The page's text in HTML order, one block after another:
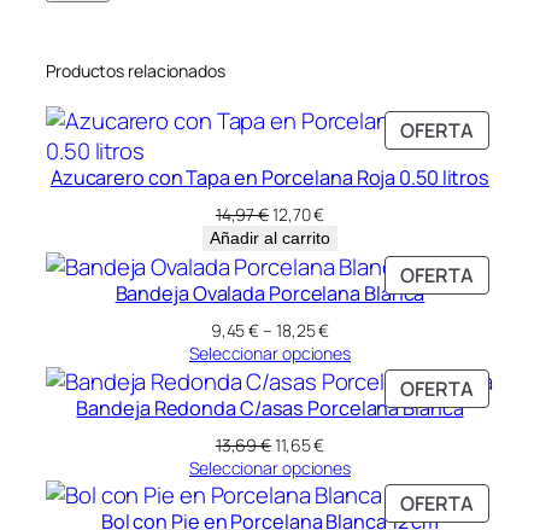
Productos relacionados
OFERTA
EN
Azucarero con Tapa en Porcelana Roja 0.50 litros
14,97€El
precio
original
era:
14,97 €.
12,70€El
precio
actual
es:
12,70 €.
Añadir al carrito
OFERTA
EN
Bandeja Ovalada Porcelana Blanca
9,45€– 18,25€Rango
de
precios:
desde
9,45 €
18,25 €
Seleccionar opciones
OFERTA
EN
Bandeja Redonda C/asas Porcelana Blanca
13,69€El
precio
original
era:
11,65€El
precio
actual
es:
Seleccionar opciones
OFERTA
Bol con Pie en Porcelana Blanca 12 cm